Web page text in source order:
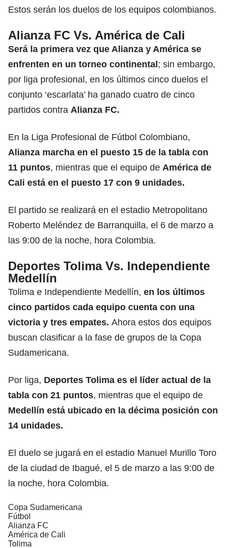
Estos serán los duelos de los equipos colombianos.
Alianza FC Vs. América de Cali
Será la primera vez que Alianza y América se
enfrenten en un torneo continental; sin embargo,
por liga profesional, en los últimos cinco duelos el
conjunto ‘escarlata’ ha ganado cuatro de cinco
partidos contra Alianza FC.
En la Liga Profesional de Fútbol Colombiano,
Alianza marcha en el puesto 15 de la tabla con
11 puntos, mientras que el equipo de América de
Cali está en el puesto 17 con 9 unidades.
El partido se realizará en el estadio Metropolitano
Roberto Meléndez de Barranquilla, el 6 de marzo a
las 9:00 de la noche, hora Colombia.
Deportes Tolima Vs. Independiente
Medellín
Tolima e Independiente Medellín, en los últimos
cinco partidos cada equipo cuenta con una
victoria y tres empates. Ahora estos dos equipos
buscan clasificar a la fase de grupos de la Copa
Sudamericana.
Por liga, Deportes Tolima es el líder actual de la
tabla con 21 puntos, mientras que el equipo de
Medellín está ubicado en la décima posición con
14 unidades.
El duelo se jugará en el estadio Manuel Murillo Toro
de la ciudad de Ibagué, el 5 de marzo a las 9:00 de
la noche, hora Colombia.
Copa Sudamericana
Fútbol
Alianza FC
América de Cali
Tolima